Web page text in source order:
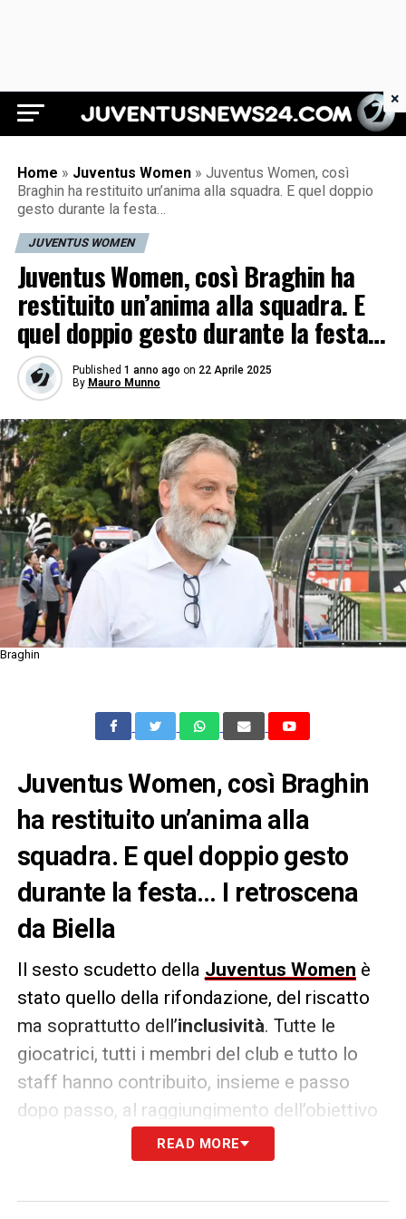
Juventus News 24
Home » Juventus Women » Juventus Women, così
Braghin ha restituito un’anima alla squadra. E quel doppio
gesto durante la festa…
JUVENTUS WOMEN
Juventus Women, così Braghin ha
restituito un’anima alla squadra. E
quel doppio gesto durante la festa…
Published 1 anno ago on 22 Aprile 2025
By Mauro Munno
Braghin
Juventus Women, così Braghin
ha restituito un’anima alla
squadra. E quel doppio gesto
durante la festa… I retroscena
da Biella
Il sesto scudetto della Juventus Women è
stato quello della rifondazione, del riscatto
ma soprattutto dell’inclusività. Tutte le
giocatrici, tutti i membri del club e tutto lo
staff hanno contribuito, insieme e passo
dopo passo, al raggiungimento dell’obiettivo
Serie A femminile
linea è stato come sempre il direttore
READ MORE
×